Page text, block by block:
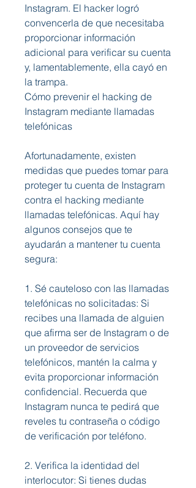
Instagram. El hacker logró
convencerla de que necesitaba
proporcionar información
adicional para verificar su cuenta
y, lamentablemente, ella cayó en
la trampa.
Cómo prevenir el hacking de
Instagram mediante llamadas
telefónicas
Afortunadamente, existen
medidas que puedes tomar para
proteger tu cuenta de Instagram
contra el hacking mediante
llamadas telefónicas. Aquí hay
algunos consejos que te
ayudarán a mantener tu cuenta
segura:
1. Sé cauteloso con las llamadas
telefónicas no solicitadas: Si
recibes una llamada de alguien
que afirma ser de Instagram o de
un proveedor de servicios
telefónicos, mantén la calma y
evita proporcionar información
confidencial. Recuerda que
Instagram nunca te pedirá que
reveles tu contraseña o código
de verificación por teléfono.
2. Verifica la identidad del
interlocutor: Si tienes dudas